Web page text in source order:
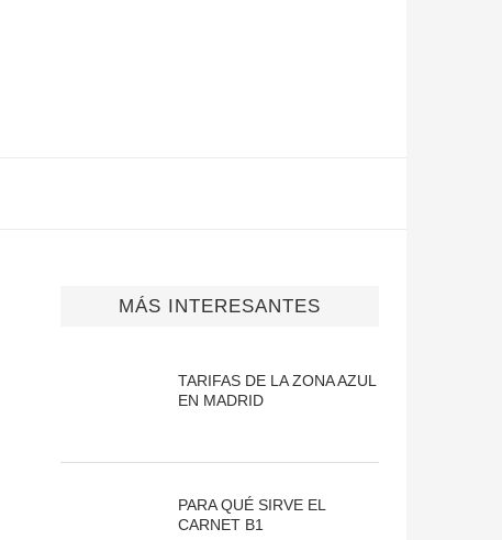
MÁS INTERESANTES
TARIFAS DE LA ZONA AZUL
EN MADRID
PARA QUÉ SIRVE EL
CARNET B1